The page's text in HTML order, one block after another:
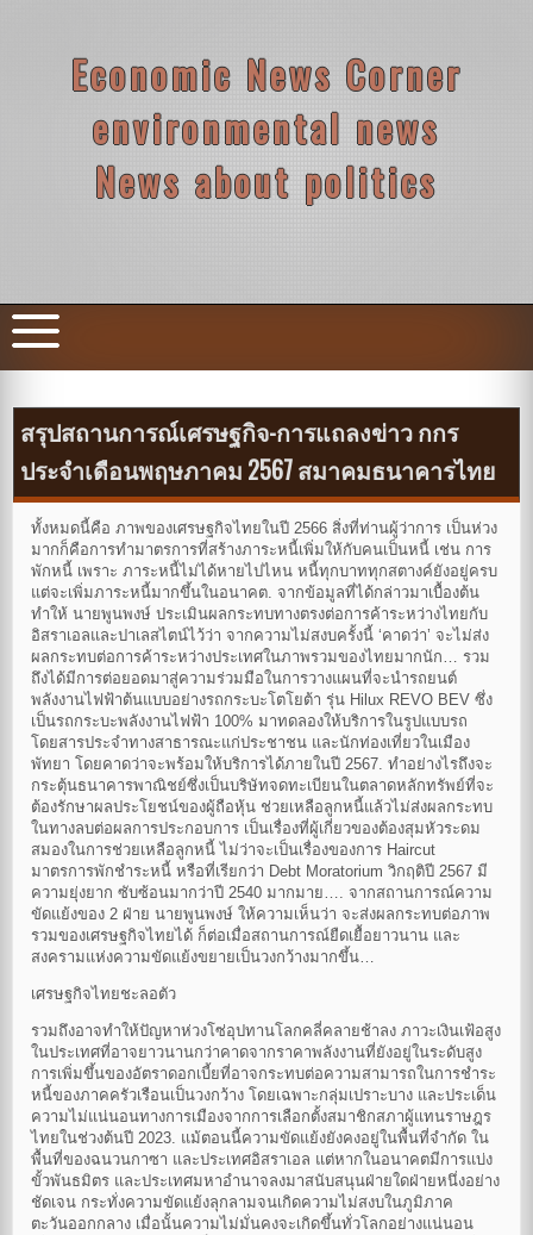
Economic News Corner
environmental news
News about politics
สรุปสถานการณ์เศรษฐกิจ-การแถลงข่าว กกร
ประจำเดือนพฤษภาคม 2567 สมาคมธนาคารไทย
ทั้งหมดนี้คือ ภาพของเศรษฐกิจไทยในปี 2566 สิ่งที่ท่านผู้ว่าการ เป็นห่วง
มากก็คือการทำมาตรการที่สร้างภาระหนี้เพิ่มให้กับคนเป็นหนี้ เช่น การ
พักหนี้ เพราะ ภาระหนี้ไม่ได้หายไปไหน หนี้ทุกบาททุกสตางค์ยังอยู่ครบ
แต่จะเพิ่มภาระหนี้มากขึ้นในอนาคต. จากข้อมูลที่ได้กล่าวมาเบื้องต้น
ทำให้ นายพูนพงษ์ ประเมินผลกระทบทางตรงต่อการค้าระหว่างไทยกับ
อิสราเอลและปาเลสไตน์ไว้ว่า จากความไม่สงบครั้งนี้ ‘คาดว่า’ จะไม่ส่ง
ผลกระทบต่อการค้าระหว่างประเทศในภาพรวมของไทยมากนัก… รวม
ถึงได้มีการต่อยอดมาสู่ความร่วมมือในการวางแผนที่จะนำรถยนต์
พลังงานไฟฟ้าต้นแบบอย่างรถกระบะโตโยต้า รุ่น Hilux REVO BEV ซึ่ง
เป็นรถกระบะพลังงานไฟฟ้า 100% มาทดลองให้บริการในรูปแบบรถ
โดยสารประจำทางสาธารณะแก่ประชาชน และนักท่องเที่ยวในเมือง
พัทยา โดยคาดว่าจะพร้อมให้บริการได้ภายในปี 2567. ทำอย่างไรถึงจะ
กระตุ้นธนาคารพาณิชย์ซึ่งเป็นบริษัทจดทะเบียนในตลาดหลักทรัพย์ที่จะ
ต้องรักษาผลประโยชน์ของผู้ถือหุ้น ช่วยเหลือลูกหนี้แล้วไม่ส่งผลกระทบ
ในทางลบต่อผลการประกอบการ เป็นเรื่องที่ผู้เกี่ยวของต้องสุมหัวระดม
สมองในการช่วยเหลือลูกหนี้ ไม่ว่าจะเป็นเรื่องของการ Haircut
มาตรการพักชำระหนี้ หรือที่เรียกว่า Debt Moratorium วิกฤติปี 2567 มี
ความยุ่งยาก ซับซ้อนมากว่าปี 2540 มากมาย…. จากสถานการณ์ความ
ขัดแย้งของ 2 ฝ่าย นายพูนพงษ์ ให้ความเห็นว่า จะส่งผลกระทบต่อภาพ
รวมของเศรษฐกิจไทยได้ ก็ต่อเมื่อสถานการณ์ยืดเยื้อยาวนาน และ
สงครามแห่งความขัดแย้งขยายเป็นวงกว้างมากขึ้น…
เศรษฐกิจไทยชะลอตัว
รวมถึงอาจทำให้ปัญหาห่วงโซ่อุปทานโลกคลี่คลายช้าลง ภาวะเงินเฟ้อสูง
ในประเทศที่อาจยาวนานกว่าคาดจากราคาพลังงานที่ยังอยู่ในระดับสูง
การเพิ่มขึ้นของอัตราดอกเบี้ยที่อาจกระทบต่อความสามารถในการชำระ
หนี้ของภาคครัวเรือนเป็นวงกว้าง โดยเฉพาะกลุ่มเปราะบาง และประเด็น
ความไม่แน่นอนทางการเมืองจากการเลือกตั้งสมาชิกสภาผู้แทนราษฎร
ไทยในช่วงต้นปี 2023. แม้ตอนนี้ความขัดแย้งยังคงอยู่ในพื้นที่จำกัด ใน
พื้นที่ของฉนวนกาซา และประเทศอิสราเอล แต่หากในอนาคตมีการแบ่ง
ขั้วพันธมิตร และประเทศมหาอำนาจลงมาสนับสนุนฝ่ายใดฝ่ายหนึ่งอย่าง
ชัดเจน กระทั่งความขัดแย้งลุกลามจนเกิดความไม่สงบในภูมิภาค
ตะวันออกกลาง เมื่อนั้นความไม่มั่นคงจะเกิดขึ้นทั่วโลกอย่างแน่นอน